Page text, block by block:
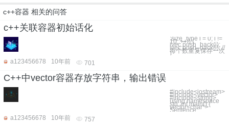
c++容器 相关的问答
c++关联容器初始话化
:size_type i = 0; i !=
10; ++i) {
ivec.push_back(i);
ivec.push_back(i); //
每个数重复保存一次
}
a123456678
10年前 701
C++中vector容器存放字符串，输出错误
```
#include<iostream>
#include<vector>
#include<string>
using namespace
std; int main() {
vector<char*>
Sentence;
a123456678
10年前 757